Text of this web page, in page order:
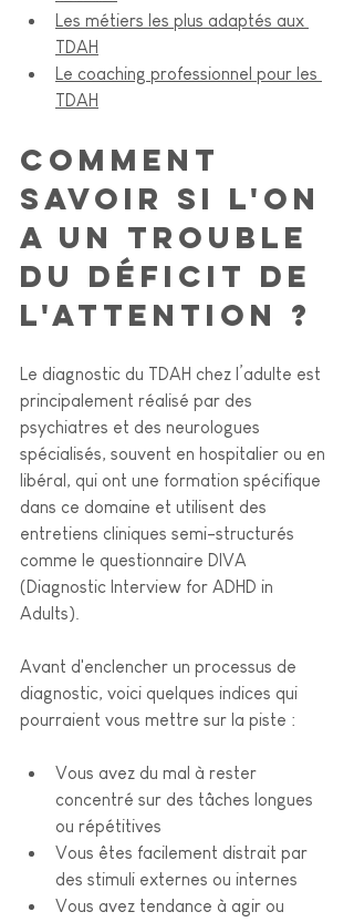
Les métiers les plus adaptés aux
TDAH
Le coaching professionnel pour les
TDAH
Comment
savoir si l'on
a un trouble
du déficit de
l'attention ?
Le diagnostic du TDAH chez l’adulte est
principalement réalisé par des
psychiatres et des neurologues
spécialisés, souvent en hospitalier ou en
libéral, qui ont une formation spécifique
dans ce domaine et utilisent des
entretiens cliniques semi-structurés
comme le questionnaire DIVA
(Diagnostic Interview for ADHD in
Adults).
Avant d'enclencher un processus de
diagnostic, voici quelques indices qui
pourraient vous mettre sur la piste :
Vous avez du mal à rester
concentré sur des tâches longues
ou répétitives
Vous êtes facilement distrait par
des stimuli externes ou internes
Vous avez tendance à agir ou